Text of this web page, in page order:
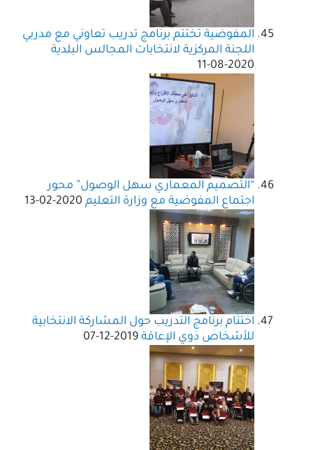
المفوضية تختتم برنامج تدريب تعاوني مع مدربي
اللجنة المركزية لانتخابات المجالس البلدية
2020-08-11
“التصميم المعماري سهل الوصول” محور
اجتماع المفوضية مع وزارة التعليم
اختتام برنامج التدريب حول المشاركة الانتخابية
للأشخاص ذوي الإعاقة